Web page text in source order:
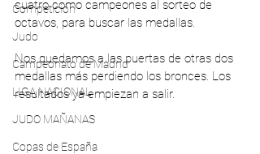
Competición
Judo
Campeonato de Madrid
LIGA NACIONAL
JUDO MAÑANAS
Copas de España
cuatro como campeones al sorteo de
octavos, para buscar las medallas.
Nos quedamos a las puertas de otras dos
medallas más perdiendo los bronces. Los
resultados ya empiezan a salir.